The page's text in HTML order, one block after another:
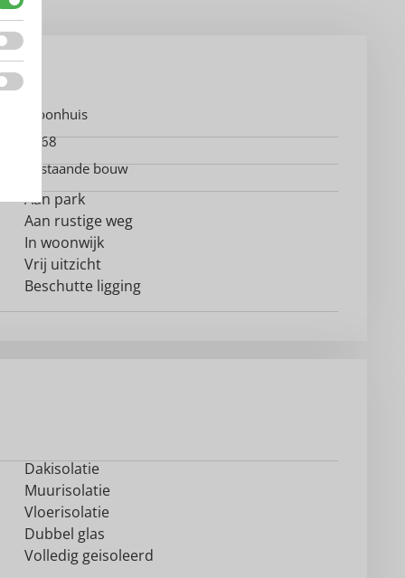
Woonhuis
1968
Bestaande bouw
Aan park
Aan rustige weg
In woonwijk
Vrij uitzicht
Beschutte ligging
Dakisolatie
Muurisolatie
Vloerisolatie
Dubbel glas
Volledig geisoleerd